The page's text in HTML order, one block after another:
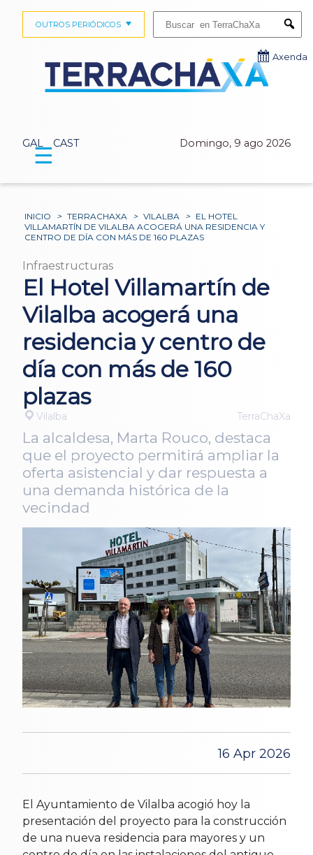
GAL CAST Domingo, 9 ago 2026
OUTROS PERIÓDICOS
Axenda
☰
INICIO > TERRACHAXA > VILALBA > EL HOTEL
VILLAMARTÍN DE VILALBA ACOGERÁ UNA RESIDENCIA Y
CENTRO DE DÍA CON MÁS DE 160 PLAZAS
Infraestructuras
El Hotel Villamartín de
Vilalba acogerá una
residencia y centro de
día con más de 160
plazas
Vilalba TerraChaXa
La alcaldesa, Marta Rouco, destaca
que el proyecto permitirá ampliar la
oferta asistencial y dar respuesta a
una demanda histórica de la
vecindad
16 Apr 2026
El Ayuntamiento de Vilalba acogió hoy la
presentación del proyecto para la construcción
de una nueva residencia para mayores y un